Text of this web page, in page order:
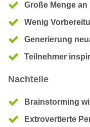
Große Menge
Wenig
Generierung
Teilnehmer
Nachteile
Brainstorming
Extrovertierte